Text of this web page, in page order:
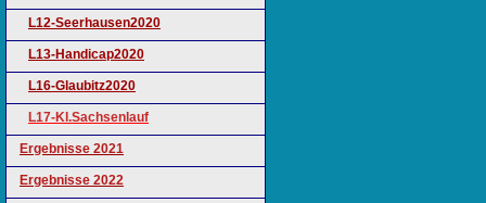
L12-Seerhausen2020
L13-Handicap2020
L16-Glaubitz2020
L17-Kl.Sachsenlauf
Ergebnisse 2021
Ergebnisse 2022